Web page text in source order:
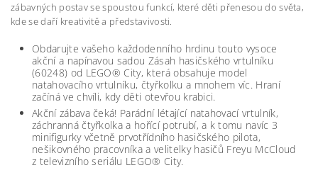
zábavných postav se spoustou funkcí, které děti přenesou do světa,
kde se daří kreativitě a představivosti.
Obdarujte vašeho každodenního hrdinu touto vysoce
akční a napínavou sadou Zásah hasičského vrtulníku
(60248) od LEGO® City, která obsahuje model
natahovacího vrtulníku, čtyřkolku a mnohem víc. Hraní
začíná ve chvíli, kdy děti otevřou krabici.
Akční zábava čeká! Parádní létající natahovací vrtulník,
záchranná čtyřkolka a hořící potrubí, a k tomu navíc 3
minifigurky včetně prvotřídního hasičského pilota,
nešikovného pracovníka a velitelky hasičů Freyu McCloud
z televizního seriálu LEGO® City.